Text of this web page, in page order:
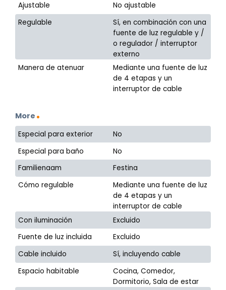
Ajustable
No ajustable
Regulable
Sí, en combinación con una
fuente de luz regulable y /
o regulador / interruptor
externo
Manera de atenuar
Mediante una fuente de luz
de 4 etapas y un
interruptor de cable
More
Especial para exterior
No
Especial para baño
No
Familienaam
Festina
Cómo regulable
Mediante una fuente de luz
de 4 etapas y un
interruptor de cable
Con iluminación
Excluido
Fuente de luz incluida
Excluido
Cable incluido
Sí, incluyendo cable
Espacio habitable
Cocina, Comedor,
Dormitorio, Sala de estar